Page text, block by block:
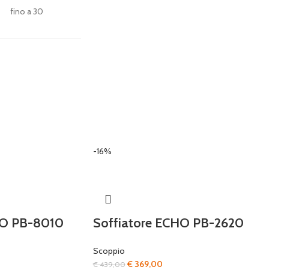
fino a 30
PB-8010
-16%
Soffiatore ECHO PB-2620
Scoppio
€439,00Il
€369,00Il